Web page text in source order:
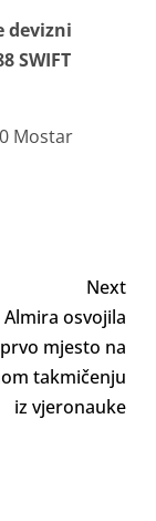
devizni
SWIFT
Mostar
Next
osvojila
prvo mjesto na
takmičenju
iz vjeronauke